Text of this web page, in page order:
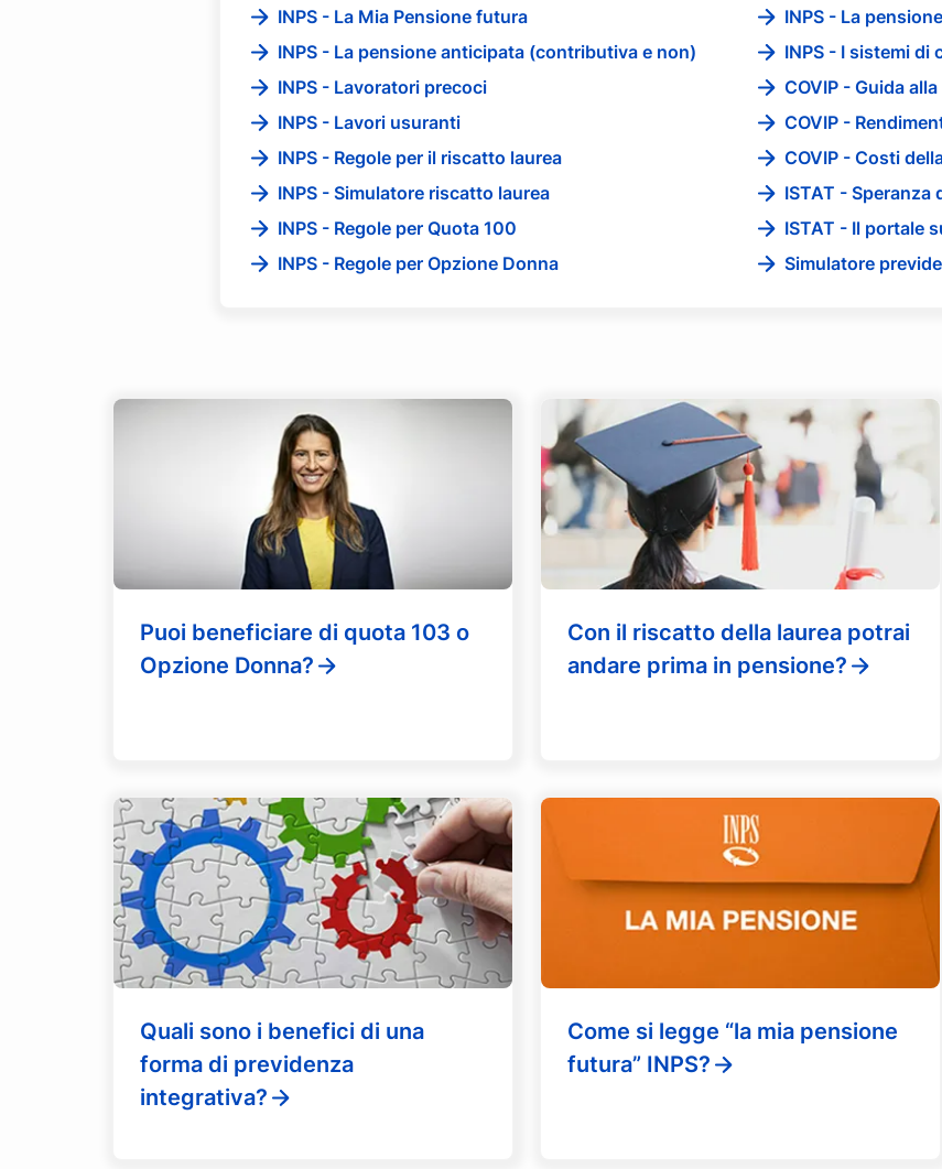
INPS - La Mia Pensione futura
INPS - La
INPS - La pensione anticipata (contributiva e non)
INPS - I sistemi di
INPS - Lavoratori precoci
COVIP - Guida
INPS - Lavori usuranti
COVIP -
INPS - Regole per il riscatto laurea
COVIP - Costi
INPS - Simulatore riscatto laurea
ISTAT - Speranza
INPS - Regole per Quota 100
ISTAT - Il portale
INPS - Regole per Opzione Donna
Simulatore
Puoi beneficiare di quota 103 o
Opzione Donna?
Con il riscatto della laurea potrai
andare prima in pensione?
Quali sono i benefici di una
forma di previdenza
integrativa?
Come si legge “la mia pensione
futura” INPS?